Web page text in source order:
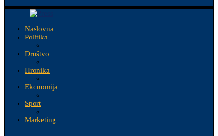
Naslovna
Politika
Društvo
Hronika
Ekonomija
Sport
Marketing